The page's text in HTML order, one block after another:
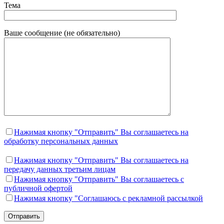
Тема
Ваше сообщение (не обязательно)
Нажимая кнопку "Отправить" Вы соглашаетесь на
обработку персональных данных
Нажимая кнопку "Отправить" Вы соглашаетесь на
передачу данных третьим лицам
Нажимая кнопку "Отправить" Вы соглашаетесь c
публичной офертой
Нажимая кнопку "Соглашаюсь с рекламной рассылкой